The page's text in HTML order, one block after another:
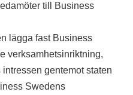
till Business
lägga fast Business
verksamhetsinriktning,
gentemot staten
Swedens